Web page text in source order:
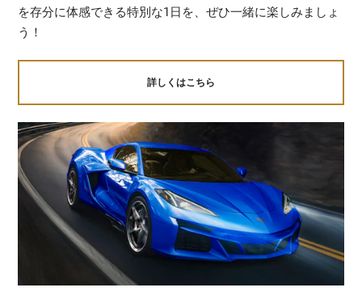
を存分に体感できる特別な1日を、ぜひ一緒に楽しみましょ
う！
詳しくはこちら